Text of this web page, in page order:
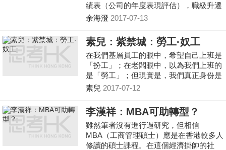
績表（公司的年度表現評估），職級升遷
與薪金加幅均塵埃落定。公司內總是有人
論某同事靠「擦鞋」上位，扶搖直上。然
而，在現實的商業世界中，初出茅蘆的90
後往往被壓榨，做最多吃力不討好的工
作，但總是得不到公平的待遇。
余海澄 2017-07-13
素兒：紫禁城：勞工·奴工
在我們基層員工的眼中，希望自己上班是
「扮工」；在老闆眼中，以為我們上班的
是「勞工」；但現實是，我們真正身份是
「奴工」。工作量重自然不在話下，但令
室諸多無理的規條。檯面時時刻刻都要保
持整潔、不能在座位吃零食、不能離開座
位太久、上班一定要化妝等⋯⋯
素兒 2017-07-12
李漢祥：MBA可助轉型？
雖然筆者沒有進行過研究，但相信
MBA（工商管理碩士）應是在香港較多人
修讀的碩士課程。在這個經濟掛帥的社